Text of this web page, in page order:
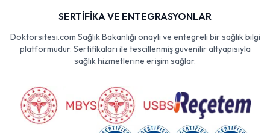
SERTİFİKA VE ENTEGRASYONLAR
Doktorsitesi.com Sağlık Bakanlığı onaylı ve entegreli bir sağlık bilgi
platformudur. Sertifikaları ile tescillenmiş güvenilir altyapısıyla
sağlık hizmetlerine erişim sağlar.